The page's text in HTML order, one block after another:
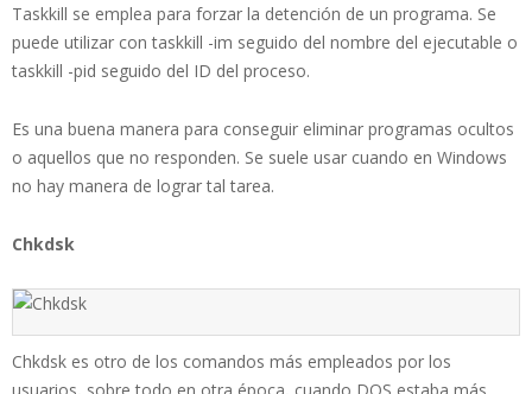
Taskkill se emplea para forzar la detención de un programa. Se
puede utilizar con taskkill -im seguido del nombre del ejecutable o
taskkill -pid seguido del ID del proceso.
Es una buena manera para conseguir eliminar programas ocultos
o aquellos que no responden. Se suele usar cuando en Windows
no hay manera de lograr tal tarea.
Chkdsk
Chkdsk es otro de los comandos más empleados por los
usuarios, sobre todo en otra época, cuando DOS estaba más